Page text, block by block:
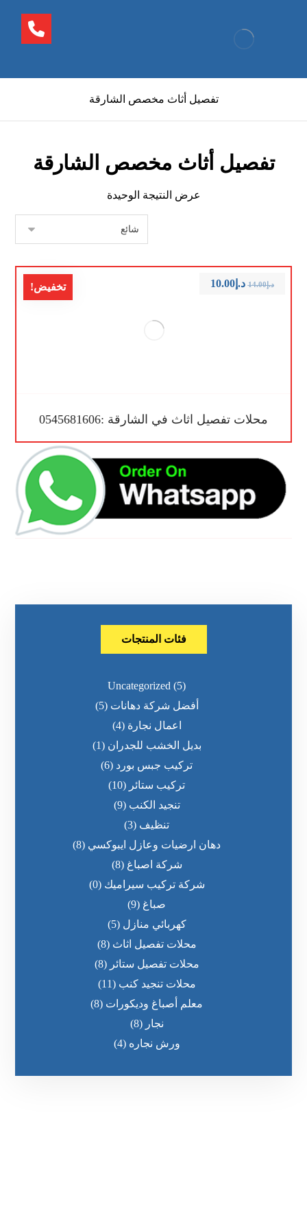
تفصيل أثاث مخصص الشارقة
تفصيل أثاث مخصص الشارقة
عرض النتيجة الوحيدة
تخفيض!
محلات تفصيل اثاث في الشارقة :0545681606
د.إ14.00 د.إ10.00
فئات المنتجات
Uncategorized (5)
أفضل شركة دهانات (5)
اعمال نجارة (4)
بديل الخشب للجدران (1)
تركيب جبس بورد (6)
تركيب ستائر (10)
تنجيد الكنب (9)
تنظيف (3)
دهان ارضيات وعازل ايبوكسي (8)
شركة اصباغ (8)
شركة تركيب سيراميك (0)
صباغ (9)
كهربائي منازل (5)
محلات تفصيل اثاث (8)
محلات تفصيل ستائر (8)
محلات تنجيد كنب (11)
معلم أصباغ وديكورات (8)
نجار (8)
ورش نجاره (4)